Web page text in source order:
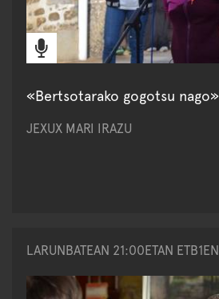
«Bertsotarako gogotsu nago»
JEXUX MARI IRAZU
LARUNBATEAN 21:00ETAN ETB1EN